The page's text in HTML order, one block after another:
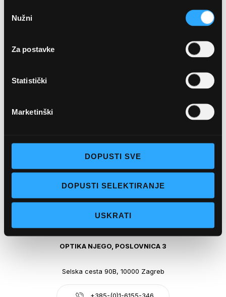
pristanka
Nužni
Za postavke
Statistički
Marketinški
DOPUSTI SVE
DOPUSTI SELEKTIRANJE
USKRATI
Pon - pet: 07 - 21h,
Sub: 07-21h
webshop@optikanjego.hr
OPTIKA NJEGO, POSLOVNICA 3
Selska cesta 90B, 10000 Zagreb
+385-(0)1-6155-346